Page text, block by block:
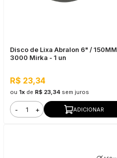
Disco de Lixa Abralon 6" / 150MM
3000 Mirka - 1 un
R$ 23,34
ou 1x de R$ 23,34 sem juros
- + ADICIONAR